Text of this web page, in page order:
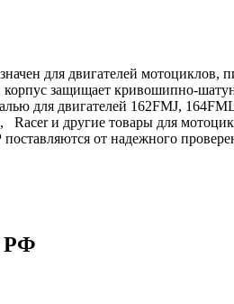
для двигателей мотоциклов,
защищает кривошипно-
для двигателей 162FMJ,
Racer и другие товары для
от надежного
РФ